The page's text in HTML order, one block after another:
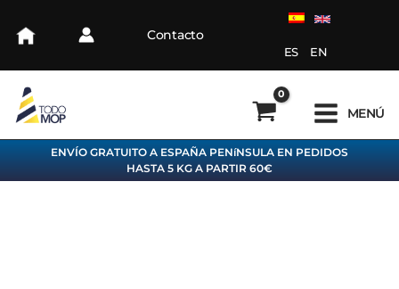
Contacto
ES EN
MENÚ
ENVÍO GRATUITO A ESPAÑA PENíNSULA EN PEDIDOS
HASTA 5 KG A PARTIR 60€